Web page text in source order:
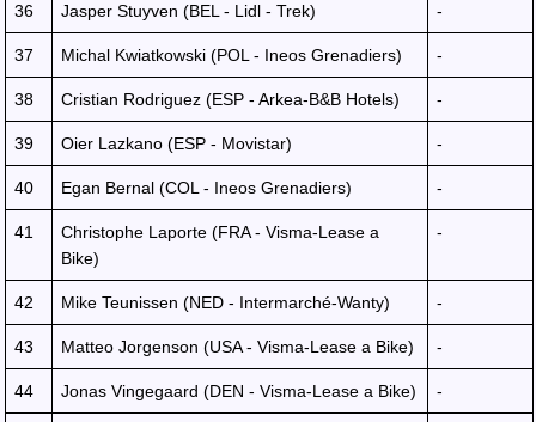
36 Jasper Stuyven (BEL - Lidl - Trek) -
37 Michal Kwiatkowski (POL - Ineos Grenadiers) -
38 Cristian Rodriguez (ESP - Arkea-B&B Hotels) -
39 Oier Lazkano (ESP - Movistar) -
40 Egan Bernal (COL - Ineos Grenadiers) -
41
Christophe Laporte (FRA - Visma-Lease a
Bike)
-
42 Mike Teunissen (NED - Intermarché-Wanty) -
43 Matteo Jorgenson (USA - Visma-Lease a Bike) -
44 Jonas Vingegaard (DEN - Visma-Lease a Bike) -